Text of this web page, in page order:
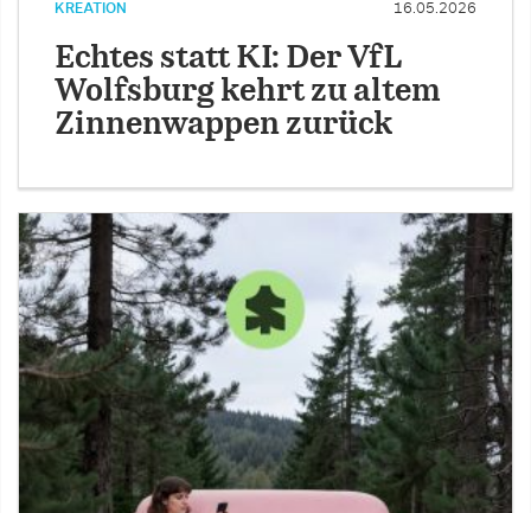
KREATION 16.05.2026
Echtes statt KI: Der VfL
Wolfsburg kehrt zu altem
Zinnenwappen zurück